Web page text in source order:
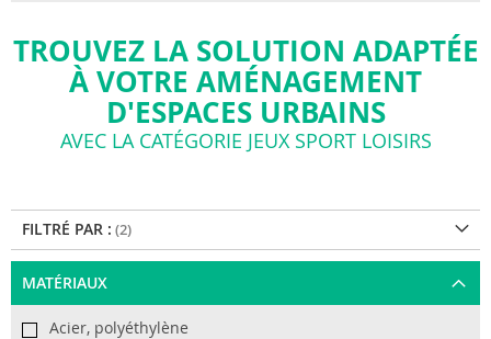
TROUVEZ LA SOLUTION ADAPTÉE
À VOTRE AMÉNAGEMENT
D'ESPACES URBAINS
AVEC LA CATÉGORIE JEUX SPORT LOISIRS
FILTRÉ PAR :
MATÉRIAUX
Acier, polyéthylène